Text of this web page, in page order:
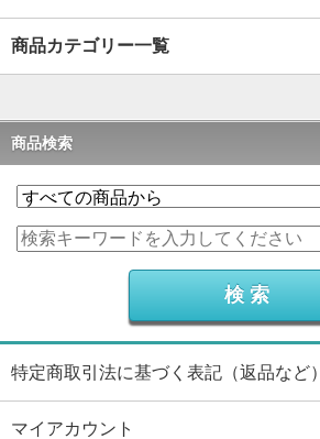
商品カテゴリー一覧
商品検索
特定商取引法に基づく表記（返品など）
マイアカウント